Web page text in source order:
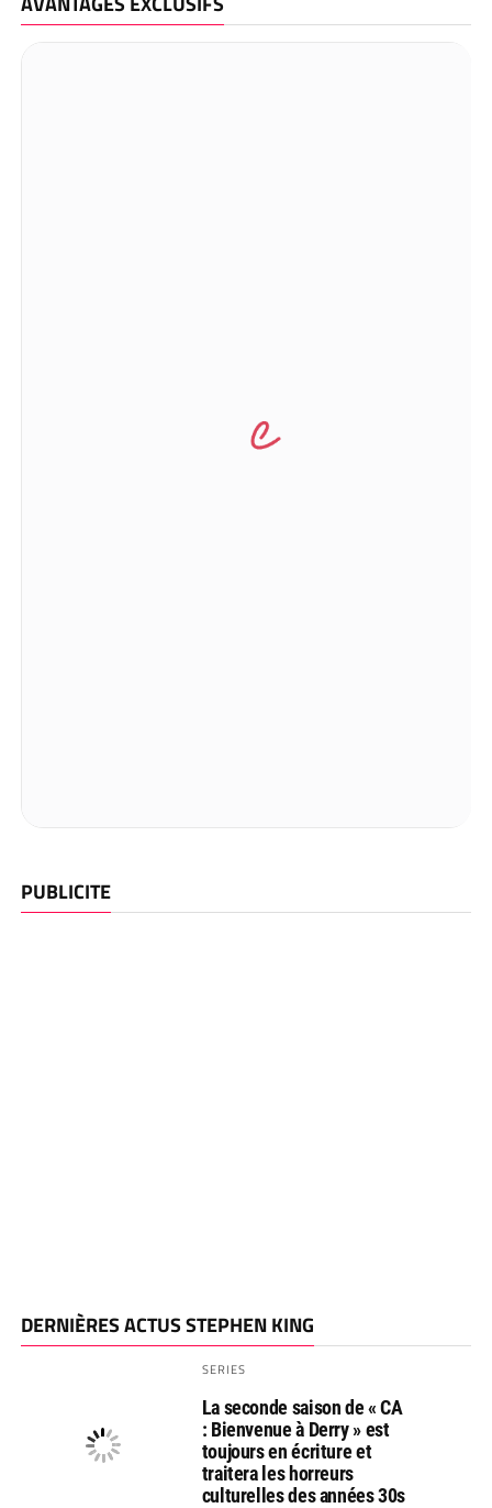
PUBLICITE
DERNIÈRES ACTUS STEPHEN KING
SERIES
La seconde saison de « CA
: Bienvenue à Derry » est
toujours en écriture et
traitera les horreurs
culturelles des années 30s